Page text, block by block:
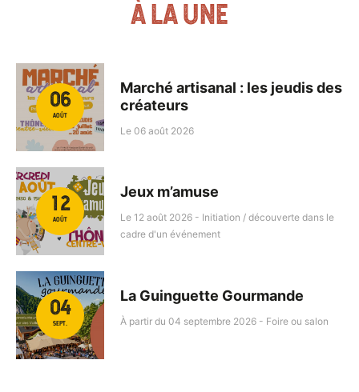
À LA UNE
06
AOÛT
Marché artisanal : les jeudis des
créateurs
Le 06 août 2026
12
AOÛT
Jeux m’amuse
Le 12 août 2026 - Initiation / découverte dans le
cadre d'un événement
04
SEPT.
La Guinguette Gourmande
À partir du 04 septembre 2026 - Foire ou salon